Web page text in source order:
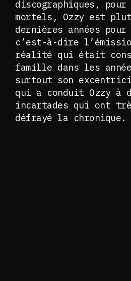
discographiques, pour
mortels, Ozzy est
dernières années
c’est-à-dire
réalité qui était
famille dans les
surtout son
qui a conduit Ozzy à
incartades qui ont
défrayé la chronique.